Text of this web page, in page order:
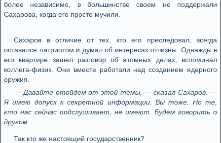
более независимо, в большинстве своем не поддержали
Сахарова, когда его просто мучили.
Сахаров в отличие от тех, кто его преследовал, всегда
оставался патриотом и думал об интересах отчизны. Однажды в
его квартире зашел разговор об атомных делах, вспоминал
коллега-физик. Они вместе работали над созданием ядерного
оружия.
— Давайте отойдем от этой темы, — сказал Сахаров. —
Я имею допуск к секретной информации. Вы тоже. Но те,
кто нас сейчас подслушивает, не имеют. Будем говорить о
другом.
Так кто же настоящий государственник?